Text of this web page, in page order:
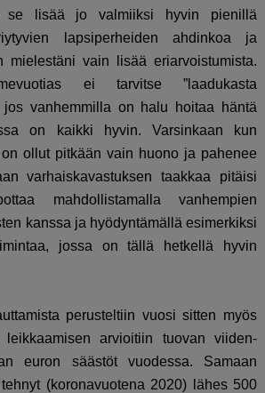
se lisää jo valmiiksi hyvin pienillä
lapsiperheiden ahdinkoa ja
mielestäni vain lisää eriarvoistumista.
ei tarvitse ”laadukasta
jos vanhemmilla on halu hoitaa häntä
on kaikki hyvin. Varsinkaan kun
ollut pitkään vain huono ja pahenee
varhaiskavastuksen taakkaa pitäisi
mahdollistamalla vanhempien
kanssa ja hyödyntämällä esimerkiksi
jossa on tällä hetkellä hyvin
perusteltiin vuosi sitten myös
leikkaamisen arvioitiin tuovan viiden-
euron säästöt vuodessa. Samaan
(koronavuotena 2020) lähes 500